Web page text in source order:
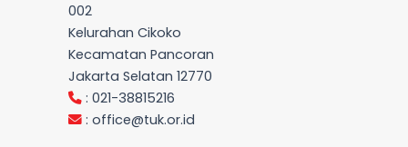
002
Kelurahan Cikoko
Kecamatan Pancoran
Jakarta Selatan 12770
: 021-38815216
: office@tuk.or.id